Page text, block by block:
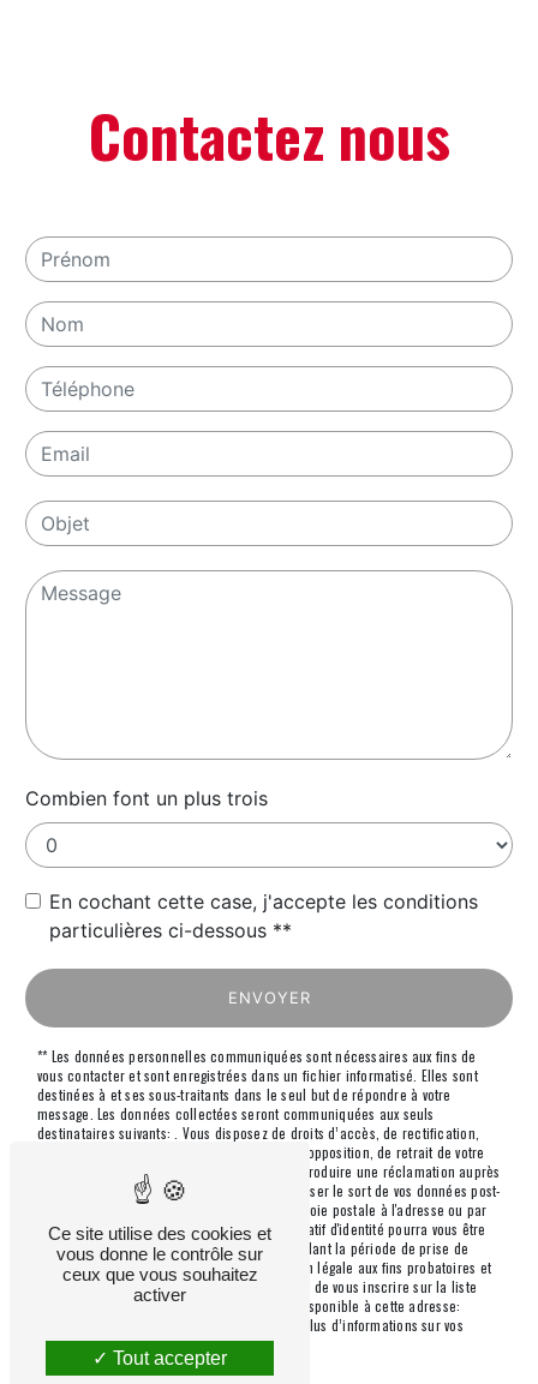
Contactez nous
Combien font un plus trois
En cochant cette case, j'accepte les conditions
particulières ci-dessous **
ENVOYER
** Les données personnelles communiquées sont nécessaires aux fins de
vous contacter et sont enregistrées dans un fichier informatisé. Elles sont
destinées à et ses sous-traitants dans le seul but de répondre à votre
message. Les données collectées seront communiquées aux seuls
destinataires suivants: . Vous disposez de droits d’accès, de rectification,
d’effacement, de portabilité, de limitation, d’opposition, de retrait de votre
consentement à tout moment et du droit d’introduire une réclamation auprès
d’une autorité de contrôle, ainsi que d’organiser le sort de vos données post-
mortem. Vous pouvez exercer ces droits par voie postale à l'adresse ou par
courrier électronique à l'adresse . Un justificatif d'identité pourra vous être
demandé. Nous conservons vos données pendant la période de prise de
contact puis pendant la durée de prescription légale aux fins probatoires et
de gestion des contentieux. Vous avez le droit de vous inscrire sur la liste
d'opposition au démarchage téléphonique, disponible à cette adresse:
. Consultez le site cnil.fr pour plus d’informations sur vos
droits.
Ce site utilise des cookies et
vous donne le contrôle sur
ceux que vous souhaitez
activer
Tout accepter